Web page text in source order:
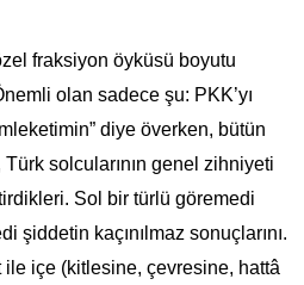
fraksiyon öyküsü boyutu
olan sadece şu: PKK’yı
diye överken, bütün
solcularının genel zihniyeti
Sol bir türlü göremedi
şiddetin kaçınılmaz sonuçlarını.
ile içe (kitlesine, çevresine, hattâ